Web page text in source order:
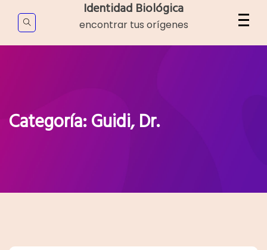
content
Identidad Biológica
encontrar tus orígenes
Categoría:Guidi, Dr.